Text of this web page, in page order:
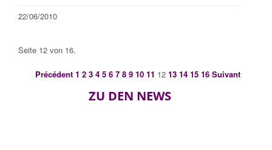
22/06/2010
Seite 12 von 16.
Précédent 1 2 3 4 5 6 7 8 9 10 11 12 13 14 15 16 Suivant
ZU DEN NEWS